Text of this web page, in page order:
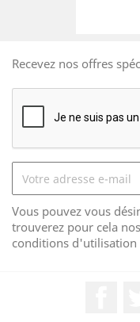
Recevez nos offres
Vous pouvez vous
trouverez pour cela
conditions d'utilisation